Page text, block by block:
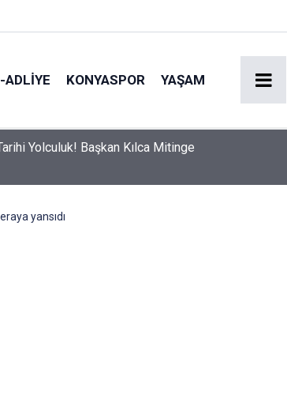
ADLİYE KONYASPOR YAŞAM
Yolculuk! Başkan Kılca Mitinge
yansıdı